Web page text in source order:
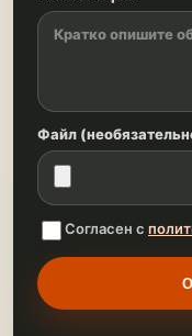
Файл
Согласен с